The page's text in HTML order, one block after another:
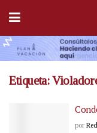
Etiqueta:
por